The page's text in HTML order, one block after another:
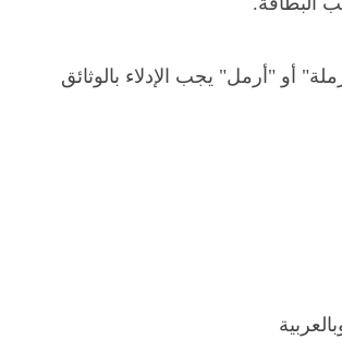
أو "أرمل" يجب الإدلاء بالوثائق